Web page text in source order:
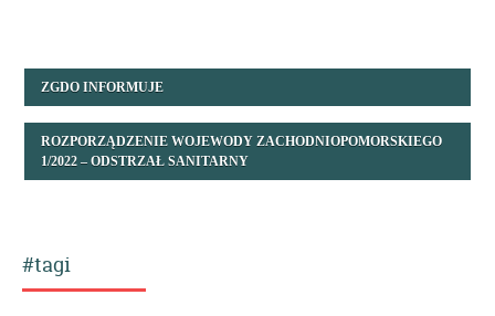
ZGDO INFORMUJE
ROZPORZĄDZENIE WOJEWODY ZACHODNIOPOMORSKIEGO
1/2022 – ODSTRZAŁ SANITARNY
#tagi